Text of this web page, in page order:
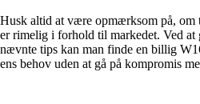
Husk altid at være opmærksom på, om
er rimelig i forhold til markedet. Ved at
nævnte tips kan man finde en billig
ens behov uden at gå på kompromis